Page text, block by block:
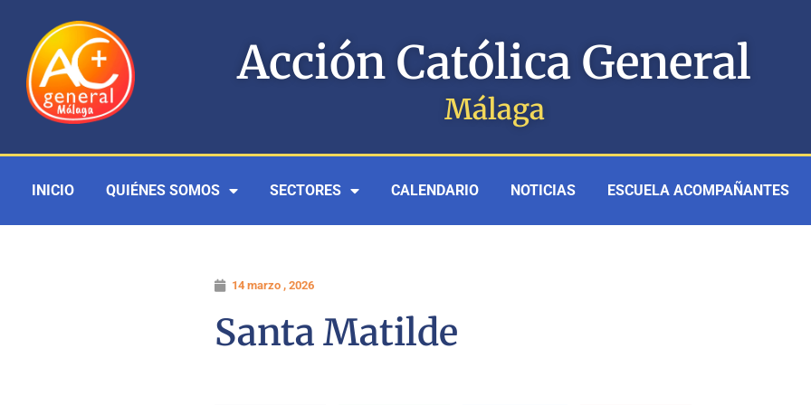
contenido
Acción Católica General
Málaga
INICIO QUIÉNES SOMOS SECTORES CALENDARIO NOTICIAS ESCUELA ACOMPAÑANTES
14 marzo , 2026
Santa Matilde